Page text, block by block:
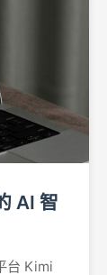
AI 智
台 Kimi